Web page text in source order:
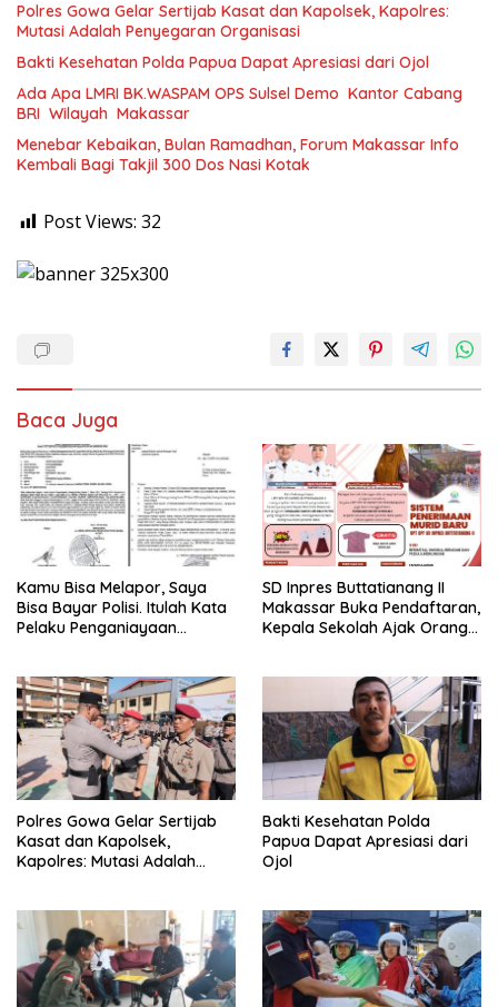
Polres Gowa Gelar Sertijab Kasat dan Kapolsek, Kapolres:
Mutasi Adalah Penyegaran Organisasi
Bakti Kesehatan Polda Papua Dapat Apresiasi dari Ojol
Ada Apa LMRI BK.WASPAM OPS Sulsel Demo Kantor Cabang
BRI Wilayah Makassar
Menebar Kebaikan, Bulan Ramadhan, Forum Makassar Info
Kembali Bagi Takjil 300 Dos Nasi Kotak
Post Views: 32
Baca Juga
Kamu Bisa Melapor, Saya
Bisa Bayar Polisi. Itulah Kata
Pelaku Penganiayaan
Ini Belum Di Tangkap
SD Inpres Buttatianang II
Makassar Buka Pendaftaran,
Kepala Sekolah Ajak Orang
Polres Gowa Gelar Sertijab
Kasat dan Kapolsek,
Kapolres: Mutasi Adalah
Bakti Kesehatan Polda
Papua Dapat Apresiasi dari
Ojol